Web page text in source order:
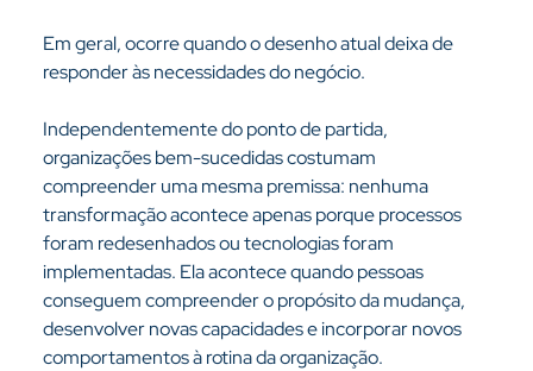
Em geral, ocorre quando o desenho atual deixa de
responder às necessidades do negócio.
Independentemente do ponto de partida,
organizações bem-sucedidas costumam
compreender uma mesma premissa: nenhuma
transformação acontece apenas porque processos
foram redesenhados ou tecnologias foram
implementadas. Ela acontece quando pessoas
conseguem compreender o propósito da mudança,
desenvolver novas capacidades e incorporar novos
comportamentos à rotina da organização.